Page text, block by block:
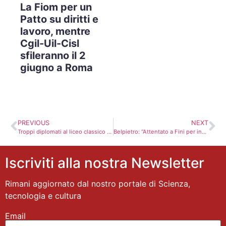
La Fiom per un
Patto su diritti e
lavoro, mentre
Cgil-Uil-Cisl
sfileranno il 2
giugno a Roma
PREVIOUS
Troppi diplomati al liceo classico disoccupati. I paradossi dell’istruzione pubblica in Italia
NEXT
Belpietro: “Attentato a Fini per incolpare Berlusconi”. Indagini di tre Procure
Iscriviti alla nostra Newsletter
Rimani aggiornato dal nostro portale di Scienza,
tecnologia e cultura
Email